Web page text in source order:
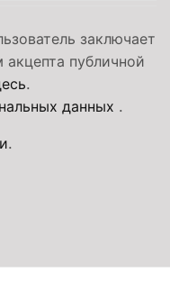
заключает
публичной
.
данных .
.